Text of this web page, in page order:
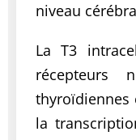
niveau
La T3
récepteurs
thyroïdiennes
la